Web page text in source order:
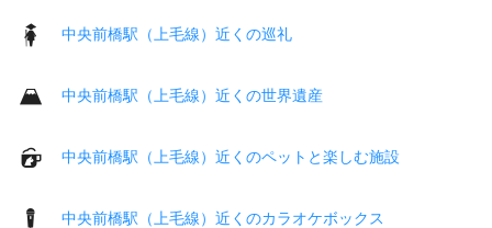
中央前橋駅（上毛線）近くの巡礼
中央前橋駅（上毛線）近くの世界遺産
中央前橋駅（上毛線）近くのペットと楽しむ施設
中央前橋駅（上毛線）近くのカラオケボックス